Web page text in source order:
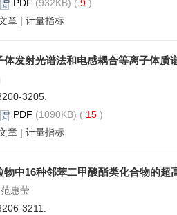
PDF (932KB) ( 9 )
章 | 计量指标
体发射光谱法和电感耦合等离子体质
3205.
PDF (1090KB) ( 15 )
章 | 计量指标
物中16种邻苯二甲酸酯类化合物的超
惠莹
3211.